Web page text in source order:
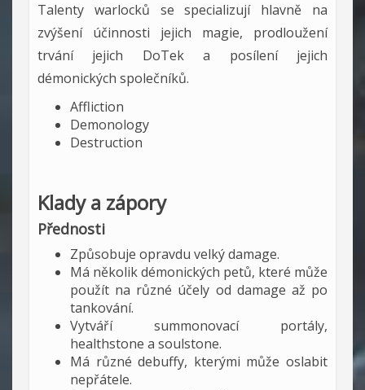
Talenty warlocků se specializují hlavně na
zvýšení účinnosti jejich magie, prodloužení
trvání jejich DoTek a posílení jejich
démonických společníků.
Affliction
Demonology
Destruction
Klady a zápory
Přednosti
Způsobuje opravdu velký damage.
Má několik démonických petů, které může
použít na různé účely od damage až po
tankování.
Vytváří summonovací portály,
healthstone a soulstone.
Má různé debuffy, kterými může oslabit
nepřátele.